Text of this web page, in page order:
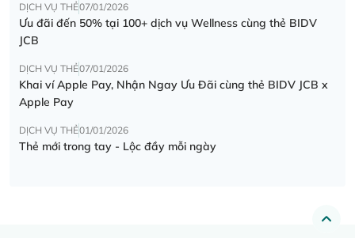
DỊCH VỤ THẺ07/01/2026
Ưu đãi đến 50% tại 100+ dịch vụ Wellness cùng thẻ BIDV
JCB
DỊCH VỤ THẺ07/01/2026
Khai ví Apple Pay, Nhận Ngay Ưu Đãi cùng thẻ BIDV JCB x
Apple Pay
DỊCH VỤ THẺ01/01/2026
Thẻ mới trong tay - Lộc đầy mỗi ngày